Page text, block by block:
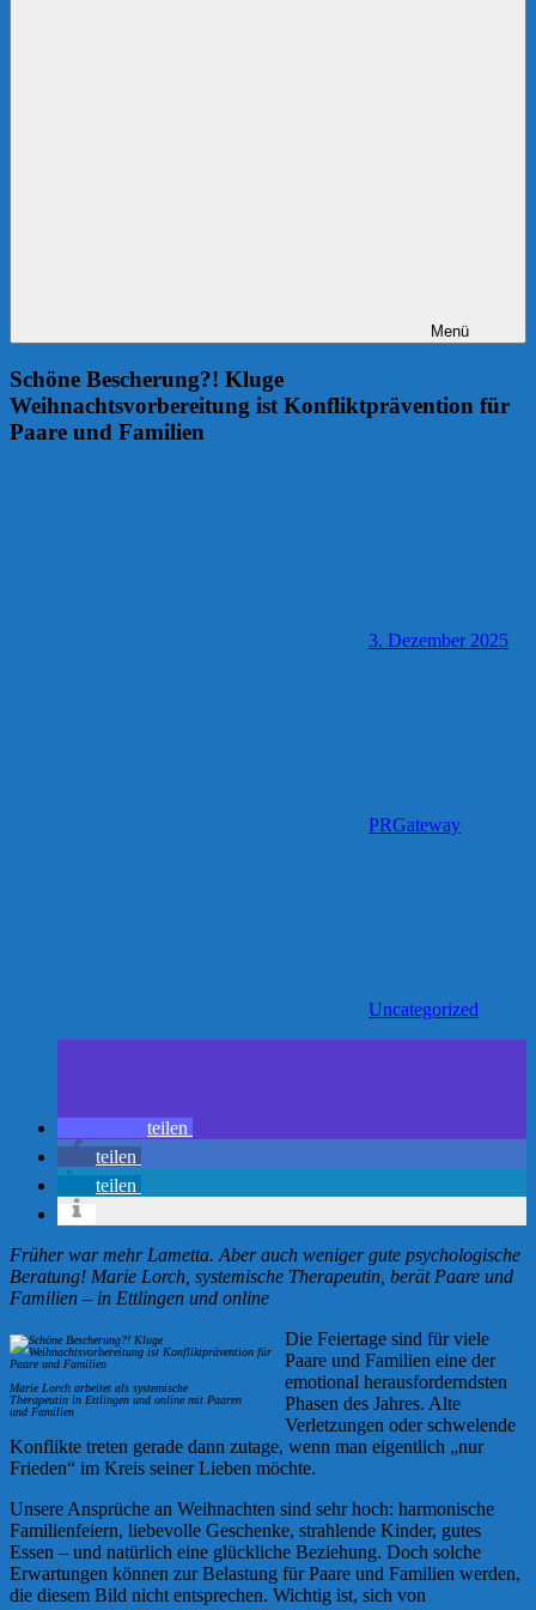
Menü
Schöne Bescherung?! Kluge
Weihnachtsvorbereitung ist Konfliktprävention für
Paare und Familien
3. Dezember 2025
PRGateway
Uncategorized
teilen
teilen
teilen
Früher war mehr Lametta. Aber auch weniger gute psychologische
Beratung! Marie Lorch, systemische Therapeutin, berät Paare und
Familien – in Ettlingen und online
Marie Lorch arbeitet als systemische
Therapeutin in Ettlingen und online mit Paaren
und Familien
Die Feiertage sind für viele
Paare und Familien eine der
emotional herausforderndsten
Phasen des Jahres. Alte
Verletzungen oder schwelende
Konflikte treten gerade dann zutage, wenn man eigentlich „nur
Frieden“ im Kreis seiner Lieben möchte.
Unsere Ansprüche an Weihnachten sind sehr hoch: harmonische
Familienfeiern, liebevolle Geschenke, strahlende Kinder, gutes
Essen – und natürlich eine glückliche Beziehung. Doch solche
Erwartungen können zur Belastung für Paare und Familien werden,
die diesem Bild nicht entsprechen. Wichtig ist, sich von